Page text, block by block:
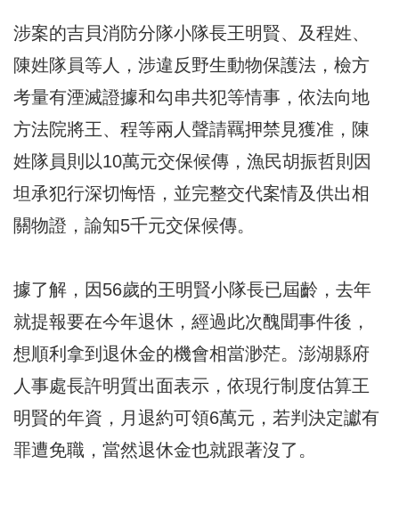
涉案的吉貝消防分隊小隊長王明賢、及程姓、
陳姓隊員等人，涉違反野生動物保護法，檢方
考量有湮滅證據和勾串共犯等情事，依法向地
方法院將王、程等兩人聲請羈押禁見獲准，陳
姓隊員則以10萬元交保候傳，漁民胡振哲則因
坦承犯行深切悔悟，並完整交代案情及供出相
關物證，諭知5千元交保候傳。
據了解，因56歲的王明賢小隊長已屆齡，去年
就提報要在今年退休，經過此次醜聞事件後，
想順利拿到退休金的機會相當渺茫。澎湖縣府
人事處長許明質出面表示，依現行制度估算王
明賢的年資，月退約可領6萬元，若判決定讞有
罪遭免職，當然退休金也就跟著沒了。